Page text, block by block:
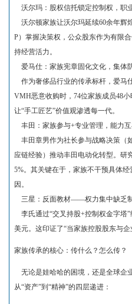
沃尔玛：股权信托锁定控制权，职
沃尔顿家族让沃尔玛延续60余年辉
P）掌握决策权，公众股东作为有限
持经营活力。
爱马仕：家族宪章固化文化，集体
作为奢侈品行业的传承标杆，爱马
VMH恶意收购时，74位家族成员48
让“手工匠艺”价值观渗透每一代。
丰田：家族参与+专业管理，能力
丰田章男作为社长参与战略决策（
应链经验）推动丰田电动化转型。研
5%。其关键在于，家族不干预具体
因。
三星：反面教材——权力集中缺乏
李氏通过“交叉持股+控制权金字塔”
美元。这印证了“当家族控股股东与
家族传承的核心：传什么？怎么传？
无论是娃哈哈的困境，还是全球企
从“资产”到“精神”的四层递进：